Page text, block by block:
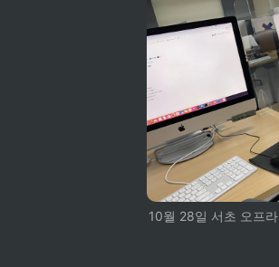
10월 28일 서초 오프